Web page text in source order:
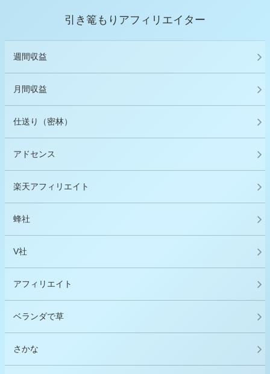
引き篭もりアフィリエイター
週間収益
月間収益
仕送り（密林）
アドセンス
楽天アフィリエイト
蜂社
V社
アフィリエイト
ベランダで草
さかな